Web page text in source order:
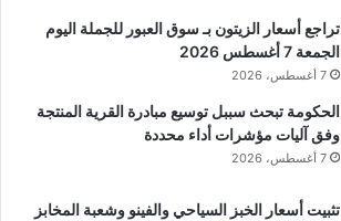
تراجع أسعار الزيتون بـ سوق العبور للجملة اليوم
الجمعة 7 أغسطس 2026
7 أغسطس، 2026
الحكومة تبحث سببل توسيع مبادرة القرية المنتجة
وفق آليات مؤشرات أداء محددة
7 أغسطس، 2026
تثبيت أسعار الخبز السياحي والفينو وشعبة المخابز